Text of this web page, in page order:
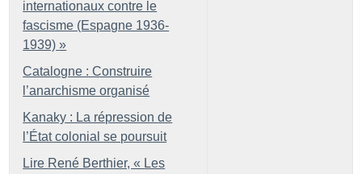
internationaux contre le
fascisme (Espagne 1936-
1939) »
Catalogne : Construire
l’anarchisme organisé
Kanaky : La répression de
l’État colonial se poursuit
Lire René Berthier, « Les